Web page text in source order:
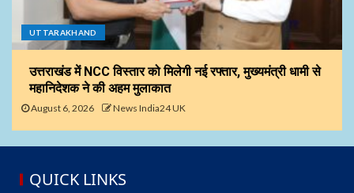
UTTARAKHAND
उत्तराखंड में NCC विस्तार को मिलेगी नई रफ्तार, मुख्यमंत्री धामी से
महानिदेशक ने की अहम मुलाकात
August 6, 2026 News India24 UK
QUICK LINKS